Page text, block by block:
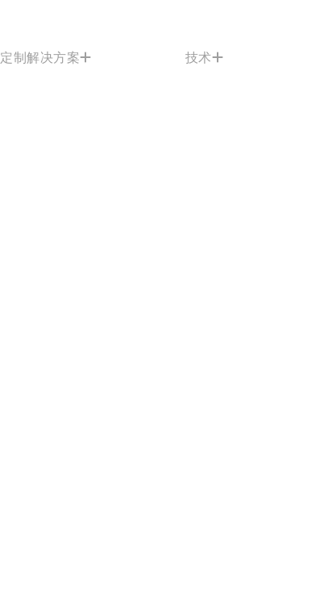
定制解决方案 技术